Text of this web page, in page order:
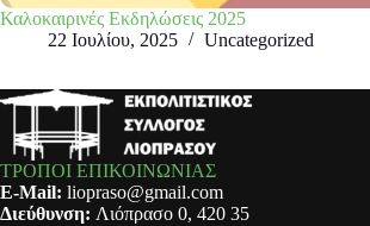
Καλοκαιρινές Εκδηλώσεις 2025
22 Ιουλίου, 2025
Uncategorized
ΤΡΟΠΟΙ ΕΠΙΚΟΙΝΩΝΙΑΣ
E-Mail: liopraso@gmail.com
Διεύθυνση: Λιόπρασο 0, 420 35